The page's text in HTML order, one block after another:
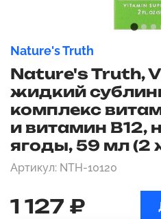
Nature's Truth
Nature's Truth,
жидкий
комплекс
и витамин B12,
ягоды, 59 мл (2
Артикул: NTH-10120
1 127 ₽